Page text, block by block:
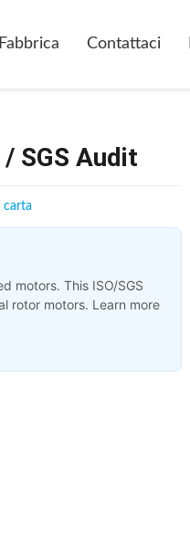
Contattaci
SGS Audit
carta
motors. This ISO/SGS
rotor motors. Learn more